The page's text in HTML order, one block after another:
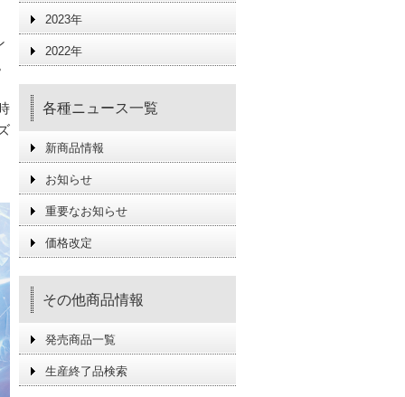
2023年
2022年
各種ニュース一覧
新商品情報
お知らせ
重要なお知らせ
価格改定
その他商品情報
発売商品一覧
生産終了品検索